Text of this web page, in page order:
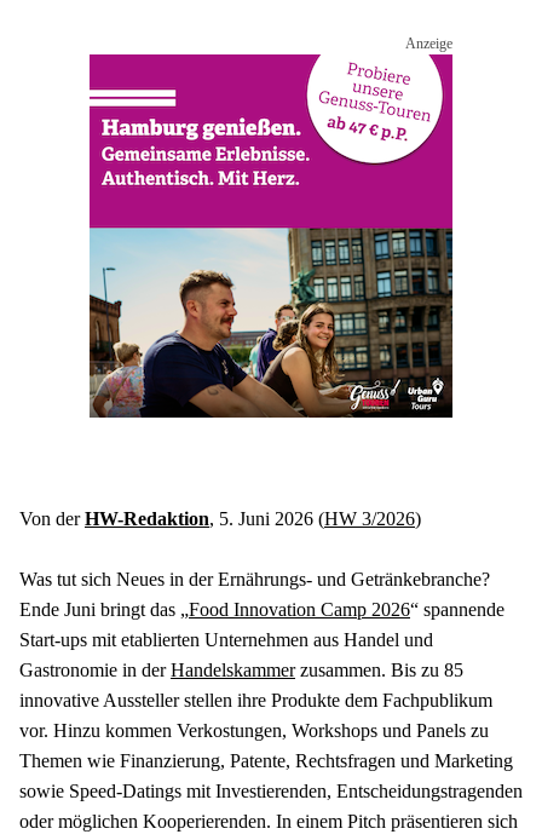
Von der HW-Redaktion, 5. Juni 2026 (HW 3/2026)
Was tut sich Neues in der Ernährungs- und Getränkebranche?
Ende Juni bringt das „Food Innovation Camp 2026“ spannende
Start-ups mit etablierten Unternehmen aus Handel und
Gastronomie in der Handelskammer zusammen. Bis zu 85
innovative Aussteller stellen ihre Produkte dem Fachpublikum
vor. Hinzu kommen Verkostungen, Workshops und Panels zu
Themen wie Finanzierung, Patente, Rechtsfragen und Marketing
sowie Speed-Datings mit Investierenden, Entscheidungstragenden
oder möglichen Kooperierenden. In einem Pitch präsentieren sich